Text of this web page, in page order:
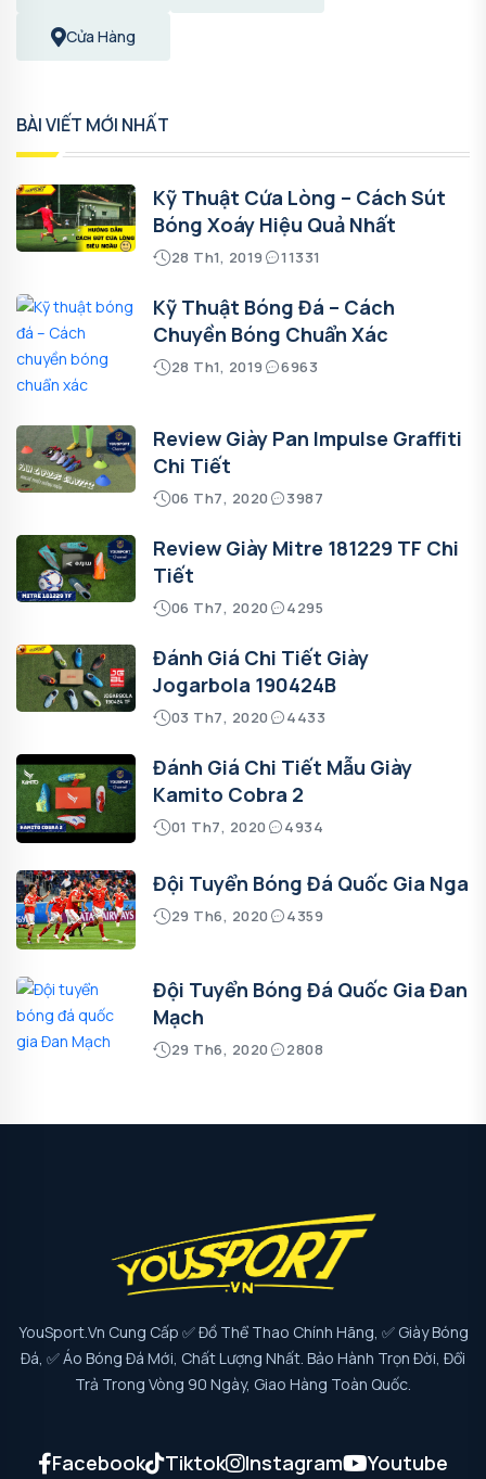
Cửa Hàng
BÀI VIẾT MỚI NHẤT
Kỹ Thuật Cứa Lòng – Cách Sút
Bóng Xoáy Hiệu Quả Nhất
28 Th1, 2019 11331
Kỹ Thuật Bóng Đá – Cách
Chuyền Bóng Chuẩn Xác
28 Th1, 2019 6963
Review Giày Pan Impulse Graffiti
Chi Tiết
06 Th7, 2020 3987
Review Giày Mitre 181229 TF Chi
Tiết
06 Th7, 2020 4295
Đánh Giá Chi Tiết Giày
Jogarbola 190424B
03 Th7, 2020 4433
Đánh Giá Chi Tiết Mẫu Giày
Kamito Cobra 2
01 Th7, 2020 4934
Đội Tuyển Bóng Đá Quốc Gia Nga
29 Th6, 2020 4359
Đội Tuyển Bóng Đá Quốc Gia Đan
Mạch
29 Th6, 2020 2808
YouSport.vn Cung Cấp ✅ Đồ Thể Thao Chính Hãng, ✅ Giày Bóng
Đá, ✅ Áo Bóng Đá Mới, Chất Lượng Nhất. Bảo Hành Trọn Đời, Đổi
Trả Trong Vòng 90 Ngày, Giao Hàng Toàn Quốc.
Facebook Tiktok Instagram Youtube